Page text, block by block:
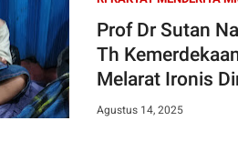
Prof Dr Sutan
Th
Melarat Ironis
Agustus 14, 2025